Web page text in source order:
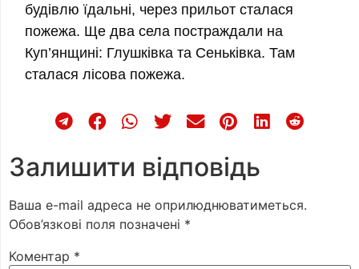
будівлю їдальні, через прильот сталася
пожежа. Ще два села постраждали на
Куп’янщині: Глушківка та Сеньківка. Там
сталася лісова пожежа.
Залишити відповідь
Ваша e-mail адреса не оприлюднюватиметься.
Обов’язкові поля позначені *
Коментар *